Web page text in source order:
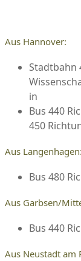
Aus Hannover:
Stadtbahn
in
Bus 440
450
Aus Langenhagen:
Bus 480
Aus Garbsen/
Bus 440
Aus Neustadt am